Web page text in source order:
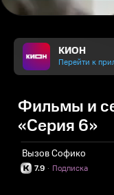
КИОН
Перейти к
Фильмы и
«Серия 6»
Вызов Софико
7.9 Подписка
·